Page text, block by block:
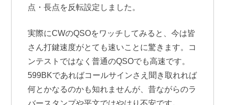
点・長点を反転設定しました。
実際にCWのQSOをワッチしてみると、今は皆
さん打鍵速度がとても速いことに驚きます。コ
ンテストではなく普通のQSOでも高速です。
599BKであればコールサインさえ聞き取れれば
何とかなるのかも知れませんが、昔ながらのラ